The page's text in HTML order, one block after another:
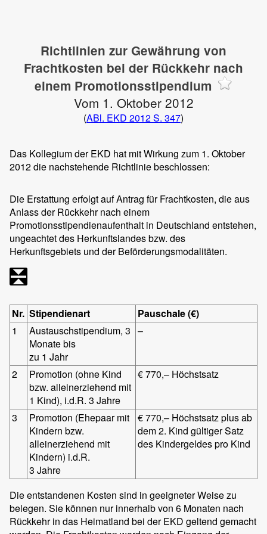
Richtlinien zur Gewährung von
Frachtkosten bei der Rückkehr nach
einem Promotionsstipendium
Vom 1. Oktober 2012
(ABl. EKD 2012 S. 347)
Das Kollegium der EKD hat mit Wirkung zum 1. Oktober
2012 die nachstehende Richtlinie beschlossen:
Die Erstattung erfolgt auf Antrag für Frachtkosten, die aus
Anlass der Rückkehr nach einem
Promotionsstipendienaufenthalt in Deutschland entstehen,
ungeachtet des Herkunftslandes bzw. des
Herkunftsgebiets und der Beförderungsmodalitäten.
Nr. Stipendienart
Pauschale (€)
1
Austauschstipendium, 3
Monate bis
zu 1 Jahr
–
2
Promotion (ohne Kind
bzw. alleinerziehend mit
1 Kind), i.d.R. 3 Jahre
€ 770,– Höchstsatz
3
Promotion (Ehepaar mit
Kindern bzw.
alleinerziehend mit
Kindern) i.d.R.
3 Jahre
€ 770,– Höchstsatz plus ab
dem 2. Kind gültiger Satz
des Kindergeldes pro Kind
Die entstandenen Kosten sind in geeigneter Weise zu
belegen. Sie können nur innerhalb von 6 Monaten nach
Rückkehr in das Heimatland bei der EKD geltend gemacht